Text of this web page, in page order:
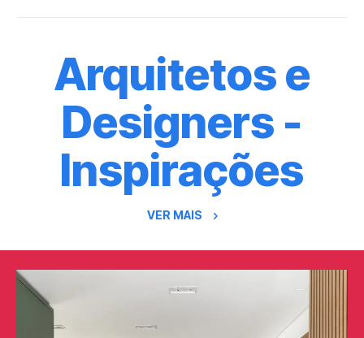
Arquitetos e
Designers -
Inspirações
VER MAIS